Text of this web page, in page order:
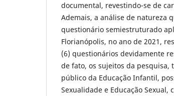
documental, revestindo-se de
Ademais, a análise de natureza
questionário semiestruturado
Florianópolis, no ano de 2021,
(6) questionários devidamente
de fato, os sujeitos da pesquisa,
público da Educação Infantil,
Sexualidade e Educação